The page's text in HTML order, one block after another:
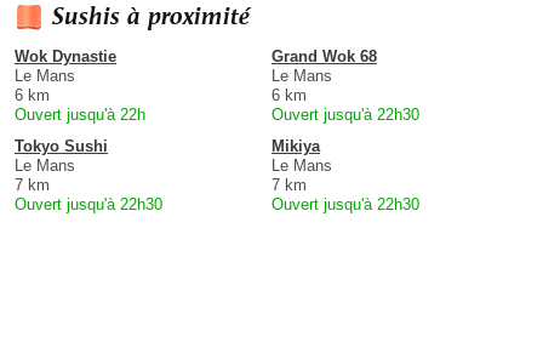
Sushis à proximité
Wok Dynastie
Le Mans
6 km
Ouvert jusqu'à 22h
Grand Wok 68
Le Mans
6 km
Ouvert jusqu'à 22h30
Tokyo Sushi
Le Mans
7 km
Ouvert jusqu'à 22h30
Mikiya
Le Mans
7 km
Ouvert jusqu'à 22h30